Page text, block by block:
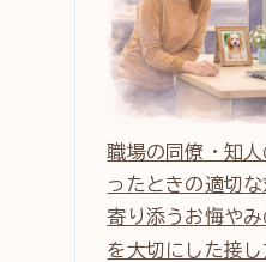
職場の同僚・知
ったときの適
寄り添うお悔や
を大切にした接